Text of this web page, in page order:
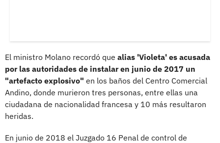
El ministro Molano recordó que alias 'Violeta' es acusada
por las autoridades de instalar en junio de 2017 un
"artefacto explosivo" en los baños del Centro Comercial
Andino, donde murieron tres personas, entre ellas una
ciudadana de nacionalidad francesa y 10 más resultaron
heridas.
En junio de 2018 el Juzgado 16 Penal de control de